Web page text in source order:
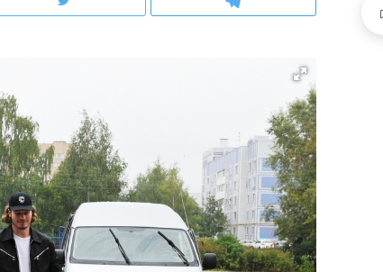
рынки, почему надо знать аксакалов ио трехкратном росте